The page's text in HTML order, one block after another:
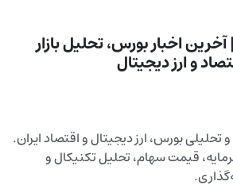
اخبار بورس، تحلیل بازار
و ارز دیجیتال
بورس، ارز دیجیتال و اقتصاد ایران.
قیمت سهام، تحلیل تکنیکال و